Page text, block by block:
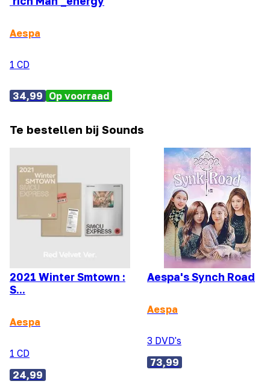
Aespa
1 CD
34,99 Op voorraad
Te bestellen bij Sounds
2021 Winter Smtown :
S...
Aespa
1 CD
24,99
Aespa's Synch Road
Aespa
3 DVD's
73,99